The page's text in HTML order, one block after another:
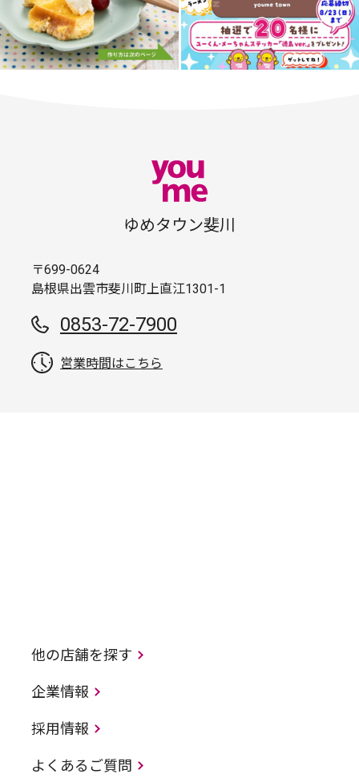
ゆめタウン斐川
〒699-0624
島根県出雲市斐川町上直江1301-1
0853-72-7900
営業時間はこちら
他の店舗を探す
企業情報
採用情報
よくあるご質問